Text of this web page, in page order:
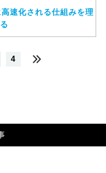
速化される仕組みを理
4